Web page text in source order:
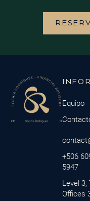
Equipo
+506
5947
Level 3,
Offices